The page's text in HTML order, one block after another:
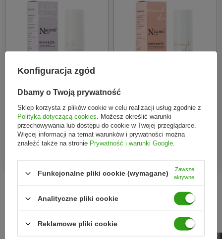
Nacomi
Nacomi Next Level Serum
Retinol 0.25% 30ml
Nacomi
Next Level Ceramidy 5%
30ml
Z naszego bloga
Konfiguracja zgód
Dbamy o Twoją prywatność
Sklep korzysta z plików cookie w celu realizacji usług zgodnie z
Polityką dotyczącą cookies . Możesz określić warunki
przechowywania lub dostępu do cookie w Twojej przeglądarce.
Więcej informacji na temat warunków i prywatności można
znaleźć także na stronie Prywatność i warunki Google
Funkcjonalne pliki cookie (wymagane)
Zawsze
aktywne
Analityczne pliki cookie
Reklamowe pliki cookie